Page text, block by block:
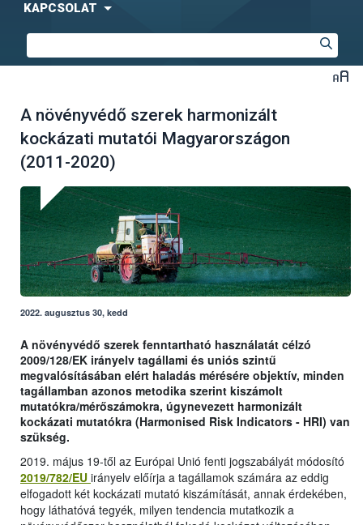
KAPCSOLAT
A növényvédő szerek harmonizált
kockázati mutatói Magyarországon
(2011-2020)
2022. augusztus 30, kedd
A növényvédő szerek fenntartható használatát célzó
2009/128/EK irányelv tagállami és uniós szintű
megvalósításában elért haladás mérésére objektív, minden
tagállamban azonos metodika szerint kiszámolt
mutatókra/mérőszámokra, úgynevezett harmonizált
kockázati mutatókra (Harmonised Risk Indicators - HRI) van
szükség.
2019. május 19-től az Európai Unió fenti jogszabályát módosító
2019/782/EU irányelv előírja a tagállamok számára az eddig
elfogadott két kockázati mutató kiszámítását, annak érdekében,
hogy láthatóvá tegyék, milyen tendencia mutatkozik a